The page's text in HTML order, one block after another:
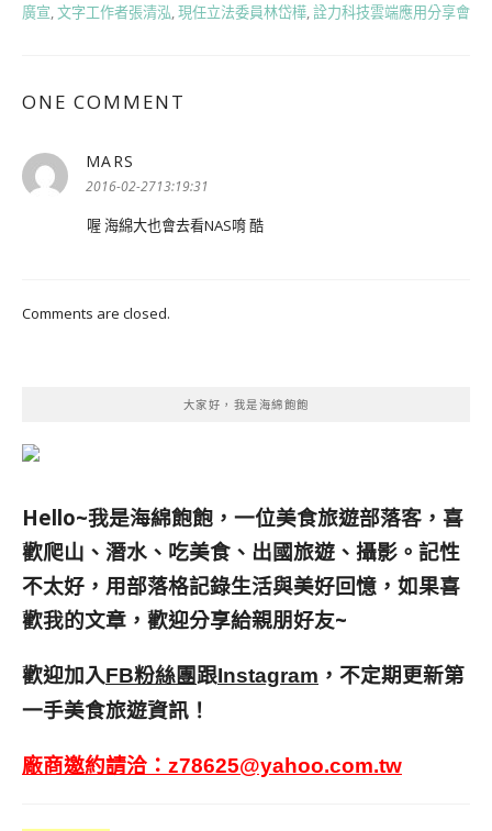
廣宣,文字工作者張清泓,現任立法委員林岱樺,詮力科技雲端應用分享會
ONE COMMENT
MARS
示:
2016-02-2713:19:31
喔 海綿大也會去看NAS唷 酷
Comments are closed.
大家好，我是海綿飽飽
Hello~我是海綿飽飽，一位美食旅遊部落客， 喜
歡爬山、潛水、吃美食、出國旅遊、攝影。 記性
不太好，用部落格記錄生活與美好回憶， 如果喜
歡我的文章，歡迎分享給親朋好友~
歡迎加入FB粉絲團跟Instagram ，不定期更新第
一手美食旅遊資訊！
廠商邀約請洽： z78625@yahoo.com.tw